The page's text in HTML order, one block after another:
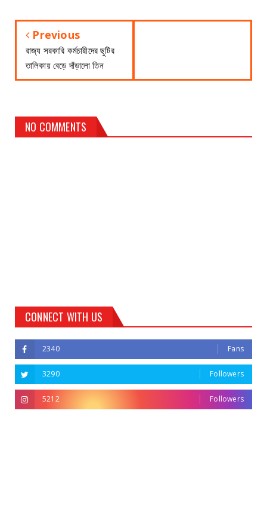
Previous
রাজ্য সরকারি কর্মচারীদের ছুটির
তালিকায় বেড়ে দাঁড়ালো তিন
NO COMMENTS
CONNECT WITH US
2340 Fans
3290 Followers
5212 Followers